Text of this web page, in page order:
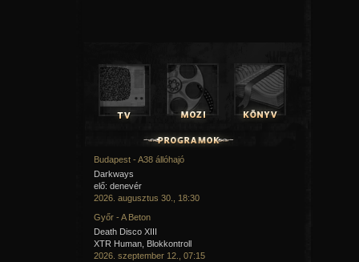
Budapest - A38 állóhajó
Darkways
elő: denevér
2026. augusztus 30., 18:30
Győr - A Beton
Death Disco XIII
XTR Human, Blokkontroll
2026. szeptember 12., 07:15